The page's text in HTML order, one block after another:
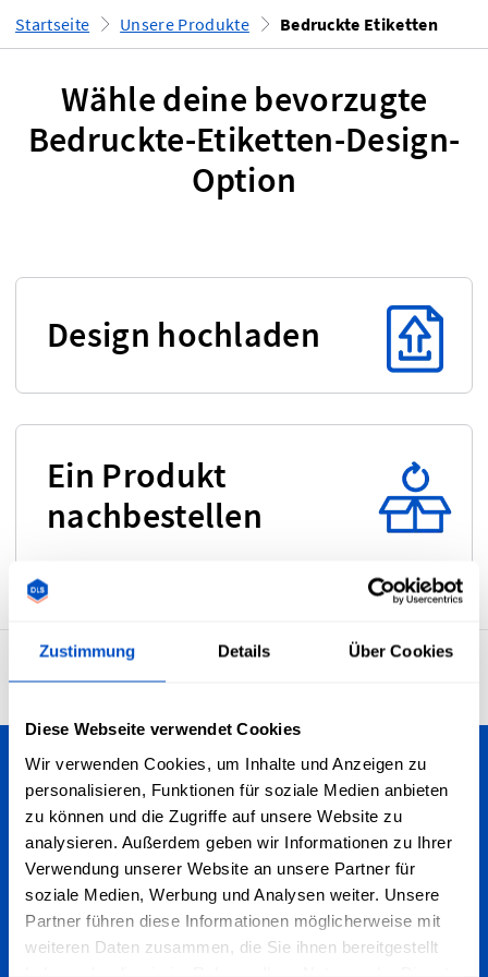
Zustimmung Details Über Cookies
Diese Webseite verwendet Cookies
Wir verwenden Cookies, um Inhalte und Anzeigen zu
personalisieren, Funktionen für soziale Medien anbieten
zu können und die Zugriffe auf unsere Website zu
analysieren. Außerdem geben wir Informationen zu Ihrer
Verwendung unserer Website an unsere Partner für
soziale Medien, Werbung und Analysen weiter. Unsere
Partner führen diese Informationen möglicherweise mit
weiteren Daten zusammen, die Sie ihnen bereitgestellt
Startseite Unsere Produkte Bedruckte Etiketten
Wähle deine bevorzugte
Bedruckte-Etiketten-Design-
Option
Design hochladen
Ein Produkt
nachbestellen
4.7
Personalisiere deine Kreationen
Wir versenden in die Schweiz - egal, ob du in Bern, Zürich,
Basel, Luzern oder anderswo wohnst. Wir versenden zudem
weltweit!
Für den Newsletter anmelden